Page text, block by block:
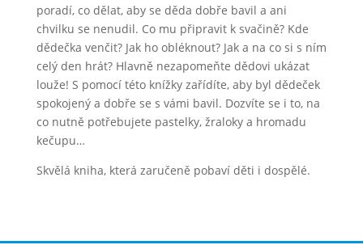
poradí, co dělat, aby se děda dobře bavil a ani
chvilku se nenudil. Co mu připravit k svačině? Kde
dědečka venčit? Jak ho obléknout? Jak a na co si s ním
celý den hrát? Hlavně nezapomeňte dědovi ukázat
louže! S pomocí této knížky zařídíte, aby byl dědeček
spokojený a dobře se s vámi bavil. Dozvíte se i to, na
co nutně potřebujete pastelky, žraloky a hromadu
kečupu…
Skvělá kniha, která zaručeně pobaví děti i dospělé.